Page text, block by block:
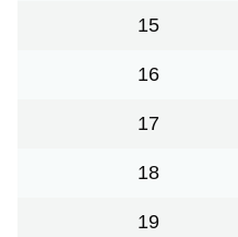
15
16
17
18
19